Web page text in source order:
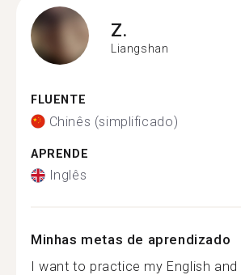
Z.
Liangshan
FLUENTE
Chinês (simplificado)
APRENDE
Inglês
Minhas metas de aprendizado
I want to practice my English